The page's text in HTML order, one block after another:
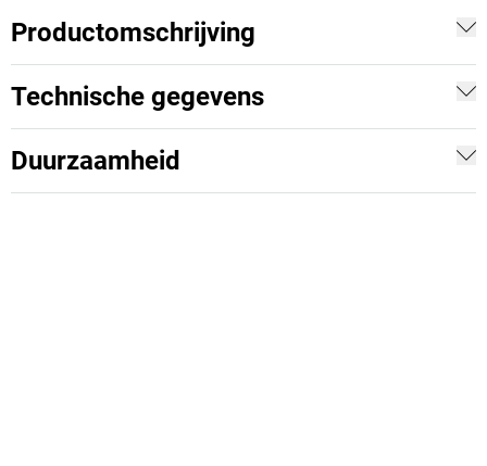
Productomschrijving
Technische gegevens
Duurzaamheid